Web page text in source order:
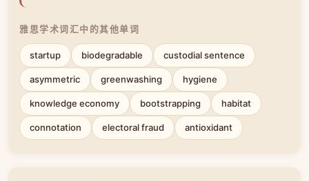
雅思学术词汇中的其他单词
startup biodegradable custodial sentence
asymmetric greenwashing hygiene
knowledge economy bootstrapping habitat
connotation electoral fraud antioxidant